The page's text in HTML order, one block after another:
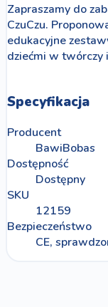
Zapraszamy do
CzuCzu.
edukacyjne
dziećmi w twórczy
Specyfikacja
Producent
BawiBobas
Dostępność
Dostępny
SKU
12159
Bezpieczeństwo
CE,